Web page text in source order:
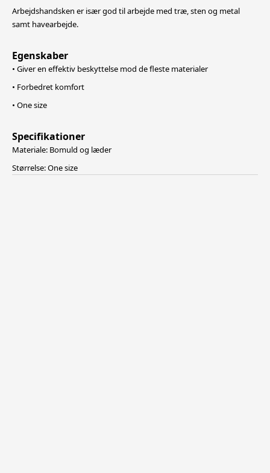
Arbejdshandsken er især god til arbejde med træ, sten og metal
samt havearbejde.
Egenskaber
• Giver en effektiv beskyttelse mod de fleste materialer
• Forbedret komfort
• One size
Specifikationer
Materiale: Bomuld og læder
Størrelse: One size